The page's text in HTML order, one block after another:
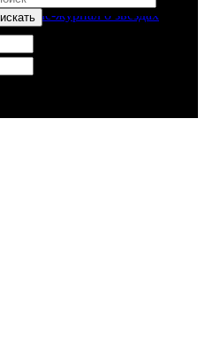
искать